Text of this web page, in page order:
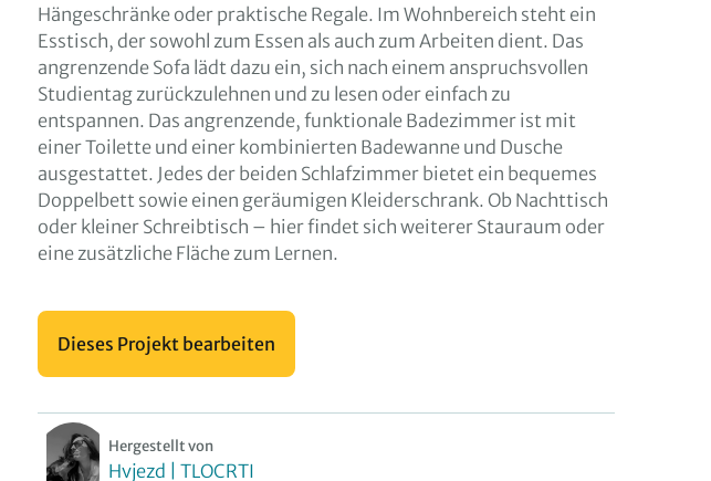
Hängeschränke oder praktische Regale. Im Wohnbereich steht ein
Esstisch, der sowohl zum Essen als auch zum Arbeiten dient. Das
angrenzende Sofa lädt dazu ein, sich nach einem anspruchsvollen
Studientag zurückzulehnen und zu lesen oder einfach zu
entspannen. Das angrenzende, funktionale Badezimmer ist mit
einer Toilette und einer kombinierten Badewanne und Dusche
ausgestattet. Jedes der beiden Schlafzimmer bietet ein bequemes
Doppelbett sowie einen geräumigen Kleiderschrank. Ob Nachttisch
oder kleiner Schreibtisch – hier findet sich weiterer Stauraum oder
eine zusätzliche Fläche zum Lernen.
Dieses Projekt bearbeiten
Hergestellt von
Hvjezd | TLOCRTI